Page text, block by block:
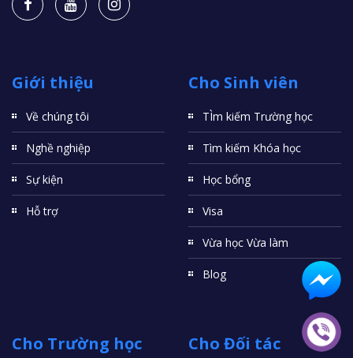
Giới thiệu
Về chúng tôi
Nghề nghiệp
Sự kiện
Hỗ trợ
Cho Sinh viên
TÌm kiếm Trường học
Tìm kiếm Khóa học
Học bổng
Visa
Vừa học Vừa làm
Blog
Cho Trường học Cho Đối tác